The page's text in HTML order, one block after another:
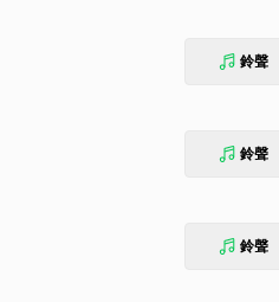
鈴聲
鈴聲
鈴聲